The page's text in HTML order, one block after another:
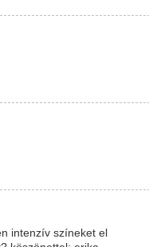
intenzív színeket el